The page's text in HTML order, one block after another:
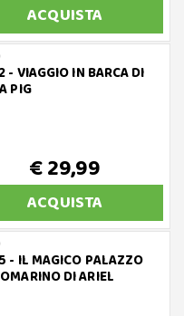
ACQUISTA
- VIAGGIO IN BARCA DI
PIG
€ 29,99
ACQUISTA
- IL MAGICO PALAZZO
DI ARIEL